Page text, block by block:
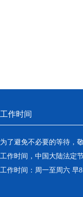
工作时间
为了避免不必要的等待，
工作时间，中国大陆法定
工作时间：周一至周六 早